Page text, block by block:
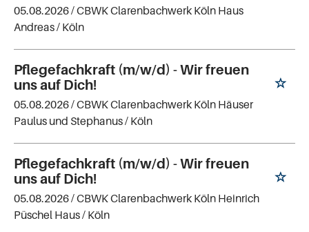
05.08.2026 /CBWK Clarenbachwerk Köln Haus
Andreas/ Köln
Pflegefachkraft (m/w/d) - Wir freuen
uns auf Dich!
05.08.2026 /CBWK Clarenbachwerk Köln Häuser
Paulus und Stephanus/ Köln
Pflegefachkraft (m/w/d) - Wir freuen
uns auf Dich!
05.08.2026 /CBWK Clarenbachwerk Köln Heinrich
Püschel Haus/ Köln